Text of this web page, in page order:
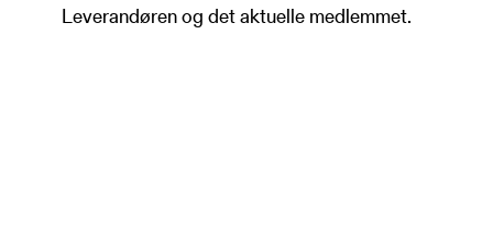
Leverandøren og det aktuelle medlemmet.